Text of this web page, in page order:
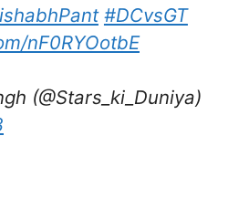
#DCvsGT
nF0RYOotbE
(@Stars_ki_Duniya)